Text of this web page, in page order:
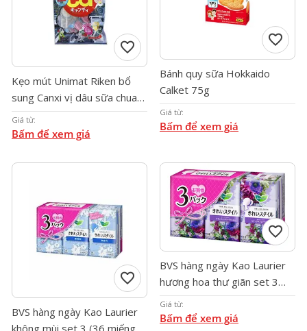
favorite
Kẹo mút Unimat Riken bổ
sung Canxi vị dâu sữa chua
56g (8 que)
Giá từ:
Bấm để xem giá
favorite
Bánh quy sữa Hokkaido
Calket 75g
Giá từ:
Bấm để xem giá
favorite
BVS hàng ngày Kao Laurier
favorite
BVS hàng ngày Kao Laurier
hương hoa thư giãn set 3
(36 miếng * 3)
Giá từ:
Bấm để xem giá